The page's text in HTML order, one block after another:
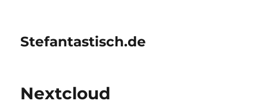
Stefantastisch.de
Nextcloud